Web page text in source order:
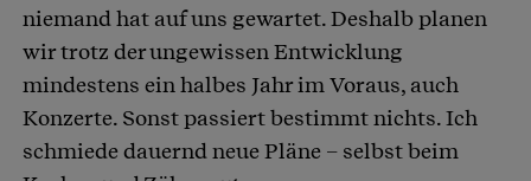
niemand hat auf uns gewartet. Deshalb planen
wir trotz der ungewissen Entwicklung
mindestens ein halbes Jahr im Voraus, auch
Konzerte. Sonst passiert bestimmt nichts. Ich
schmiede dauernd neue Pläne – selbst beim